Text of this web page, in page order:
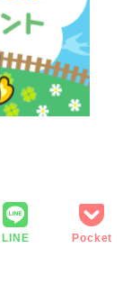
LINE Pocket